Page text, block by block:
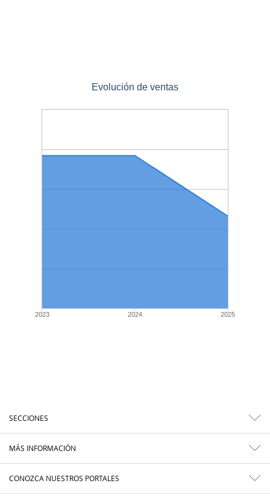
Evolución de ventas
2023 2024 2025
SECCIONES
MÁS INFORMACIÓN
CONOZCA NUESTROS PORTALES